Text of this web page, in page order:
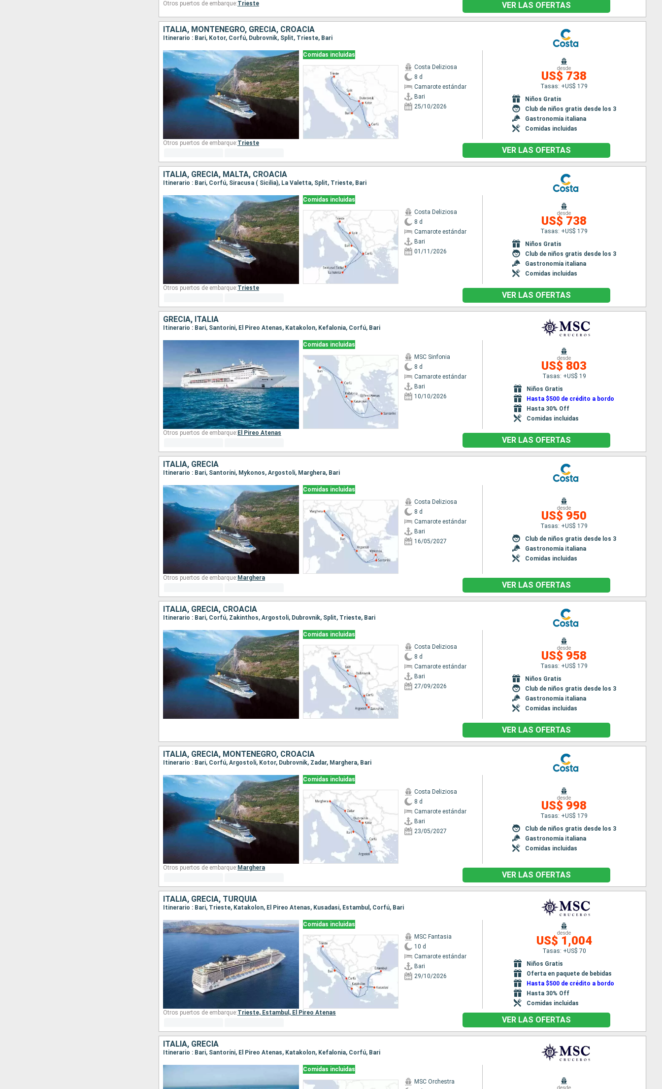
Otros puertos de embarque:Trieste VER LAS OFERTAS
ITALIA, MONTENEGRO, GRECIA, CROACIA
Itinerario : Bari, Kotor, Corfú, Dubrovnik, Split, Trieste, Bari
Comidas incluidas
Costa Deliziosa
8 d
Camarote estándar
Bari
25/10/2026
desde
US$ 738
Tasas: +US$ 179
Niños Gratis
Club de niños gratis desde los 3
Gastronomía italiana
Comidas incluidas
Otros puertos de embarque:Trieste
VER LAS OFERTAS
ITALIA, GRECIA, MALTA, CROACIA
Itinerario : Bari, Corfú, Siracusa ( Sicilia), La Valetta, Split, Trieste, Bari
Comidas incluidas
Costa Deliziosa
8 d
Camarote estándar
Bari
01/11/2026
desde
US$ 738
Tasas: +US$ 179
Niños Gratis
Club de niños gratis desde los 3
Gastronomía italiana
Comidas incluidas
Otros puertos de embarque:Trieste
VER LAS OFERTAS
GRECIA, ITALIA
Itinerario : Bari, Santoríni, El Pireo Atenas, Katakolon, Kefalonia, Corfú, Bari
Comidas incluidas
MSC Sinfonia
8 d
Camarote estándar
Bari
10/10/2026
desde
US$ 803
Tasas: +US$ 19
Niños Gratis
Hasta $500 de crédito a bordo
Hasta 30% Off
Comidas incluidas
Otros puertos de embarque: El Pireo Atenas
VER LAS OFERTAS
ITALIA, GRECIA
Itinerario : Bari, Santoríni, Mykonos, Argostoli, Marghera, Bari
Comidas incluidas
Costa Deliziosa
8 d
Camarote estándar
Bari
16/05/2027
desde
US$ 950
Tasas: +US$ 179
Club de niños gratis desde los 3
Gastronomía italiana
Comidas incluidas
Otros puertos de embarque: Marghera
VER LAS OFERTAS
ITALIA, GRECIA, CROACIA
Itinerario : Bari, Corfú, Zakinthos, Argostoli, Dubrovnik, Split, Trieste, Bari
Comidas incluidas
Costa Deliziosa
8 d
Camarote estándar
Bari
27/09/2026
desde
US$ 958
Tasas: +US$ 179
Niños Gratis
Club de niños gratis desde los 3
Gastronomía italiana
Comidas incluidas
VER LAS OFERTAS
ITALIA, GRECIA, MONTENEGRO, CROACIA
Itinerario : Bari, Corfú, Argostoli, Kotor, Dubrovnik, Zadar, Marghera, Bari
Comidas incluidas
Costa Deliziosa
8 d
Camarote estándar
Bari
23/05/2027
desde
US$ 998
Tasas: +US$ 179
Club de niños gratis desde los 3
Gastronomía italiana
Comidas incluidas
Otros puertos de embarque: Marghera
VER LAS OFERTAS
ITALIA, GRECIA, TURQUÍA
Itinerario : Bari, Trieste, Katakolon, El Pireo Atenas, Kusadasi, Estambul, Corfú, Bari
Comidas incluidas
MSC Fantasia
10 d
Camarote estándar
Bari
29/10/2026
desde
US$ 1,004
Tasas: +US$ 70
Niños Gratis
Oferta en paquete de bebidas
Hasta $500 de crédito a bordo
Hasta 30% Off
Comidas incluidas
Otros puertos de embarque:Trieste, Estambul, El Pireo Atenas
VER LAS OFERTAS
ITALIA, GRECIA
Itinerario : Bari, Santoríni, El Pireo Atenas, Katakolon, Kefalonia, Corfú, Bari
Comidas incluidas
MSC Orchestra
desde